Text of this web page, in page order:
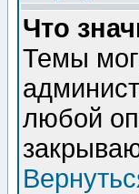
Что
Темы
любой